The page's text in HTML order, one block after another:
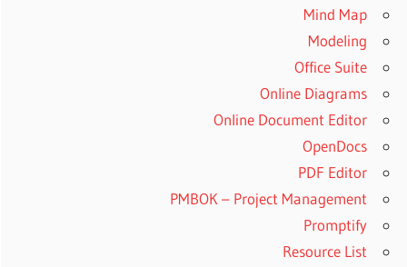
Mind Map
Modeling
Office Suite
Online Diagrams
Online Document Editor
OpenDocs
PDF Editor
PMBOK – Project Management
Promptify
Resource List